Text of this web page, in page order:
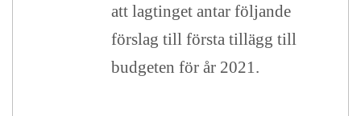
att lagtinget antar följande
förslag till första tillägg till
budgeten för år 2021.